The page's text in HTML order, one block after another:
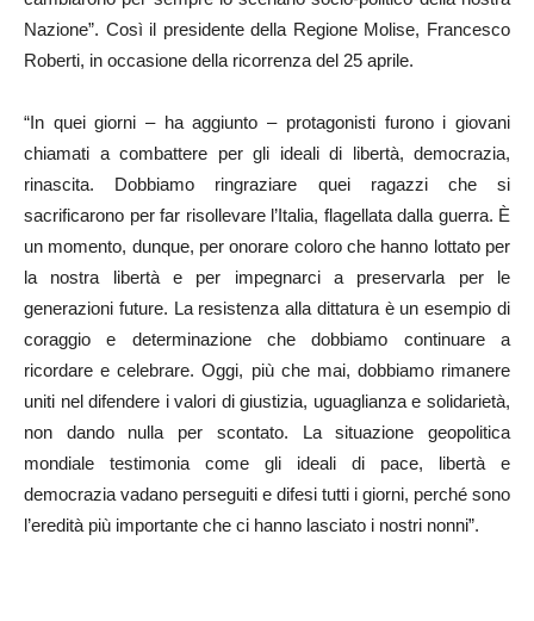
Nazione”. Così il presidente della Regione Molise, Francesco
Roberti, in occasione della ricorrenza del 25 aprile.
“In quei giorni – ha aggiunto – protagonisti furono i giovani
chiamati a combattere per gli ideali di libertà, democrazia,
rinascita. Dobbiamo ringraziare quei ragazzi che si
sacrificarono per far risollevare l’Italia, flagellata dalla guerra. È
un momento, dunque, per onorare coloro che hanno lottato per
la nostra libertà e per impegnarci a preservarla per le
generazioni future. La resistenza alla dittatura è un esempio di
coraggio e determinazione che dobbiamo continuare a
ricordare e celebrare. Oggi, più che mai, dobbiamo rimanere
uniti nel difendere i valori di giustizia, uguaglianza e solidarietà,
non dando nulla per scontato. La situazione geopolitica
mondiale testimonia come gli ideali di pace, libertà e
democrazia vadano perseguiti e difesi tutti i giorni, perché sono
l’eredità più importante che ci hanno lasciato i nostri nonni”.